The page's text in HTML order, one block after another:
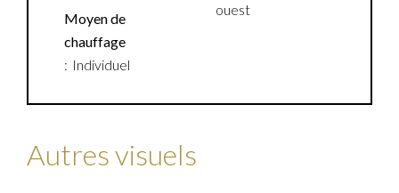
Moyen de
chauffage
Individuel
ouest
Autres visuels